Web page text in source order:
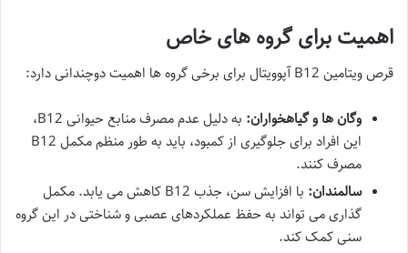
اهمیت برای گروه های خاص
قرص ویتامین B12 آپوویتال برای برخی گروه ها اهمیت دوچندانی دارد:
وگان ها و گیاهخواران:
به دلیل عدم مصرف منابع حیوانی B12،
این افراد برای جلوگیری از کمبود، باید به طور منظم مکمل B12
مصرف کنند.
سالمندان:
با افزایش سن، جذب B12 کاهش می یابد. مکمل
گذاری می تواند به حفظ عملکردهای عصبی و شناختی در این گروه
سنی کمک کند.